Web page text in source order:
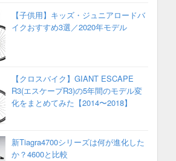
【子供用】キッズ・ジュニアロードバ
イクおすすめ3選／2020年モデル
【クロスバイク】GIANT ESCAPE
R3(エスケープR3)の5年間のモデル変
化をまとめてみた【2014〜2018】
新Tiagra4700シリーズは何が進化した
か？4600と比較